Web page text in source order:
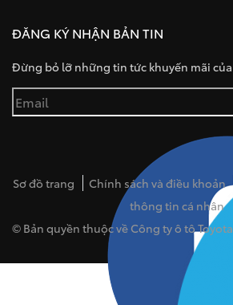
ĐĂNG KÝ NHẬN BẢN TIN
Đừng bỏ lỡ những tin tức khuyến mãi
Sơ đồ trang Chính sách và điều khoản
thông tin cá nhân
© Bản quyền thuộc về Công ty ô tô